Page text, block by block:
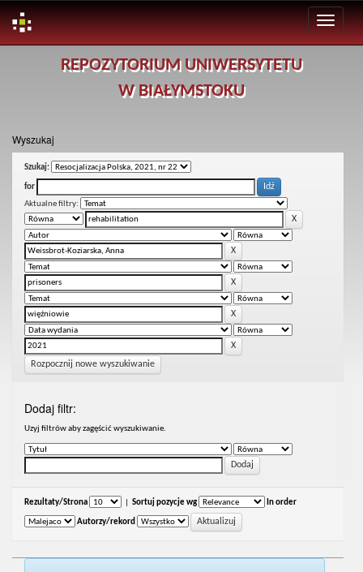
REPOZYTORIUM UNIWERSYTETU
W BIAŁYMSTOKU
Wyszukaj
Szukaj:
for
Aktualne filtry:
Rozpocznij nowe wyszukiwanie
Dodaj filtr:
Uzyj filtrów aby zagęścić wyszukiwanie.
Rezultaty/Strona Sortuj pozycje wg In order
Autorzy/rekord